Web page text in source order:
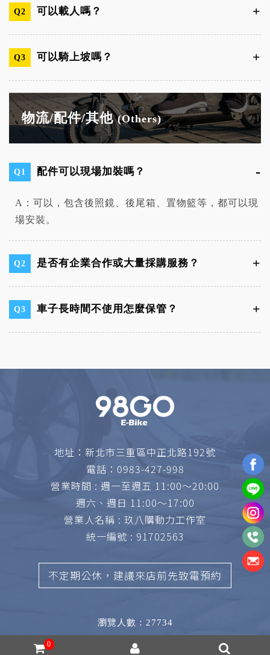
0
Q2 可以載人嗎？
Q3 可以騎上坡嗎？
物流/配件/其他(Others)
Q1 配件可以現場加裝嗎？
A：可以，包含後照鏡、後尾箱、置物籃等，都可以現
場安裝。
Q2 是否有企業合作或大量採購服務？
Q3 車子長時間不使用怎麼保管？
地址： 新北市三重區中正北路192號
電話： 0983-427-998
營業時間 : 週一至週五 11:00～20:00
週六、週日 11:00～17:00
營業人名稱 : 玖八購動力工作室
統一編號 : 91702563
不定期公休，建議來店前先致電預約
瀏覽人數：27734